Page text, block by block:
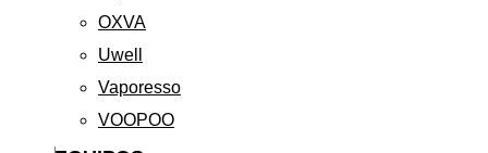
OXVA
Uwell
Vaporesso
VOOPOO